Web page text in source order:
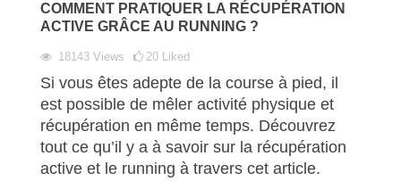
COMMENT PRATIQUER LA RÉCUPÉRATION
ACTIVE GRÂCE AU RUNNING ?
18143 Views 20 Liked
Si vous êtes adepte de la course à pied, il
est possible de mêler activité physique et
récupération en même temps. Découvrez
tout ce qu’il y a à savoir sur la récupération
active et le running à travers cet article.